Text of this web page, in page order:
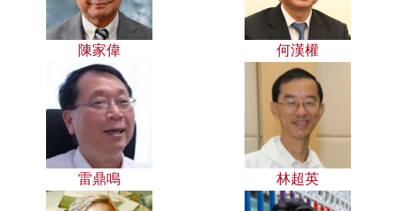
陳家偉 何漢權
雷鼎鳴 林超英